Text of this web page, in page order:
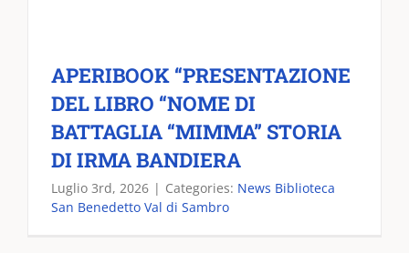
APERIBOOK “PRESENTAZIONE
DEL LIBRO “NOME DI
BATTAGLIA “MIMMA” STORIA
DI IRMA BANDIERA
Luglio 3rd, 2026 | Categories: News Biblioteca
San Benedetto Val di Sambro